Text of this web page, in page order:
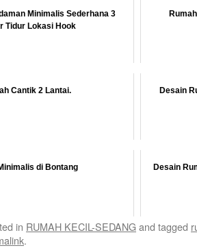
Minimalis Sederhana 3
Tidur Lokasi Hook
Cantik 2 Lantai. Desain
di Bontang Desain
in RUMAH KECIL-SEDANGand tagged
.